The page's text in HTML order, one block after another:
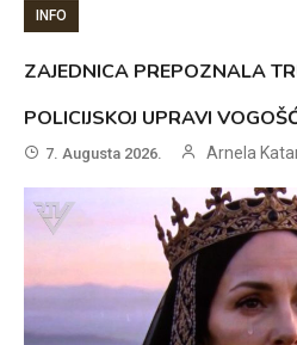
INFO
ZAJEDNICA PREPOZNALA
POLICIJSKOJ UPRAVI
7. Augusta 2026. Arnela